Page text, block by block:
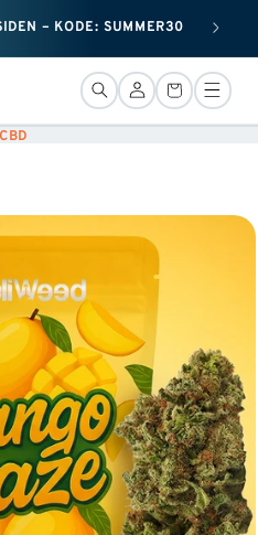
– KODE: SUMMER30 + 50
Forbindelse
Kurv